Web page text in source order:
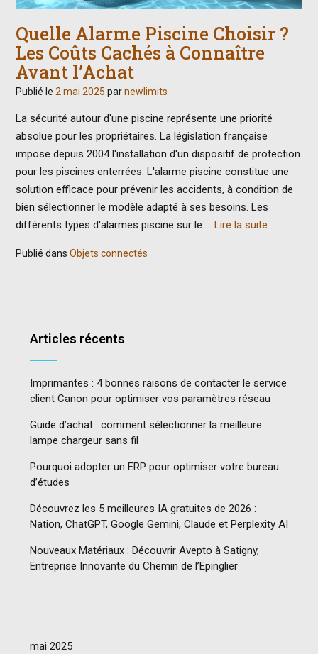
Quelle Alarme Piscine Choisir ?
Les Coûts Cachés à Connaître
Avant l’Achat
Publié le 2 mai 2025 parnewlimits
La sécurité autour d'une piscine représente une priorité
absolue pour les propriétaires. La législation française
impose depuis 2004 l'installation d'un dispositif de protection
pour les piscines enterrées. L'alarme piscine constitue une
solution efficace pour prévenir les accidents, à condition de
bien sélectionner le modèle adapté à ses besoins. Les
différents types d'alarmes piscine sur le … Lire la suite
Publié dans Objets connectés
Articles récents
Imprimantes : 4 bonnes raisons de contacter le service
client Canon pour optimiser vos paramètres réseau
Guide d’achat : comment sélectionner la meilleure
lampe chargeur sans fil
Pourquoi adopter un ERP pour optimiser votre bureau
d’études
Découvrez les 5 meilleures IA gratuites de 2026 :
Nation, ChatGPT, Google Gemini, Claude et Perplexity AI
Nouveaux Matériaux : Découvrir Avepto à Satigny,
Entreprise Innovante du Chemin de l’Epinglier
mai 2025